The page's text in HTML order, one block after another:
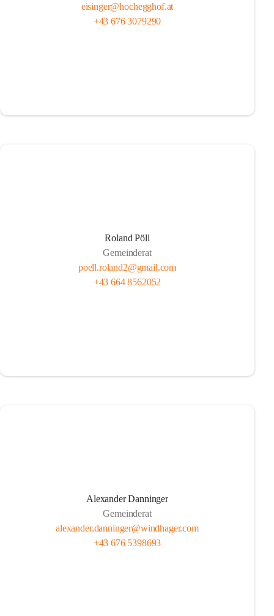
eisinger@hochegghof.at
+43 676 3079290
Roland Pöll
Gemeinderat
poell.roland2@gmail.com
+43 664 8562052
Alexander Danninger
Gemeinderat
alexander.danninger@windhager.com
+43 676 5398693